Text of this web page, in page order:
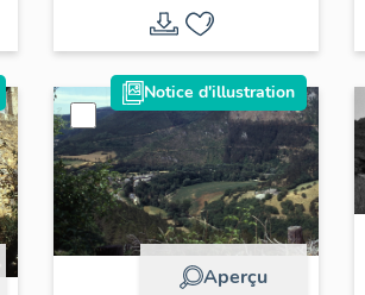
de baies en grès.
Notice d'illustration
Aperçu